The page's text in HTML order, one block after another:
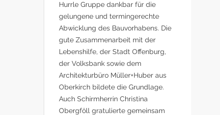
Hurrle Gruppe dankbar für die
gelungene und termingerechte
Abwicklung des Bauvorhabens. Die
gute Zusammenarbeit mit der
Lebenshilfe, der Stadt Offenburg,
der Volksbank sowie dem
Architekturbüro Müller+Huber aus
Oberkirch bildete die Grundlage.
Auch Schirmherrin Christina
Obergföll gratulierte gemeinsam